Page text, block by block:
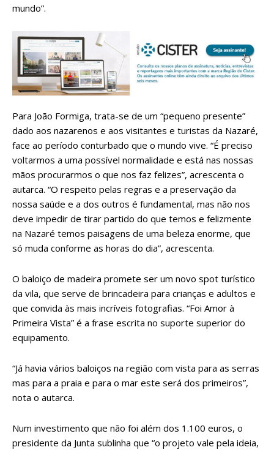
mundo”.
Para João Formiga, trata-se de um “pequeno presente”
dado aos nazarenos e aos visitantes e turistas da Nazaré,
face ao período conturbado que o mundo vive. “É preciso
voltarmos a uma possível normalidade e está nas nossas
mãos procurarmos o que nos faz felizes”, acrescenta o
autarca. “O respeito pelas regras e a preservação da
nossa saúde e a dos outros é fundamental, mas não nos
deve impedir de tirar partido do que temos e felizmente
na Nazaré temos paisagens de uma beleza enorme, que
só muda conforme as horas do dia”, acrescenta.
O baloiço de madeira promete ser um novo spot turístico
da vila, que serve de brincadeira para crianças e adultos e
que convida às mais incríveis fotografias. “Foi Amor à
Primeira Vista” é a frase escrita no suporte superior do
equipamento.
“Já havia vários baloiços na região com vista para as serras
mas para a praia e para o mar este será dos primeiros”,
nota o autarca.
Num investimento que não foi além dos 1.100 euros, o
presidente da Junta sublinha que “o projeto vale pela ideia,